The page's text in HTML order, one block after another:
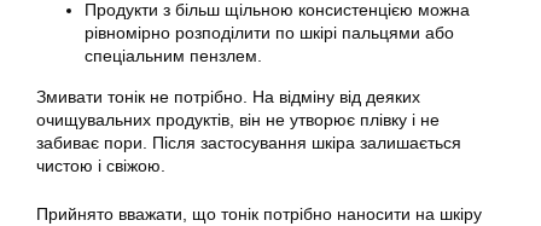
Продукти з більш щільною консистенцією можна
рівномірно розподілити по шкірі пальцями або
спеціальним пензлем.
Змивати тонік не потрібно. На відміну від деяких
очищувальних продуктів, він не утворює плівку і не
забиває пори. Після застосування шкіра залишається
чистою і свіжою.
Прийнято вважати, що тонік потрібно наносити на шкіру